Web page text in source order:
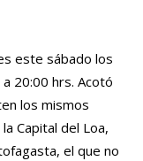
este sábado los
20:00 hrs. Acotó
los mismos
Capital del Loa,
el que no